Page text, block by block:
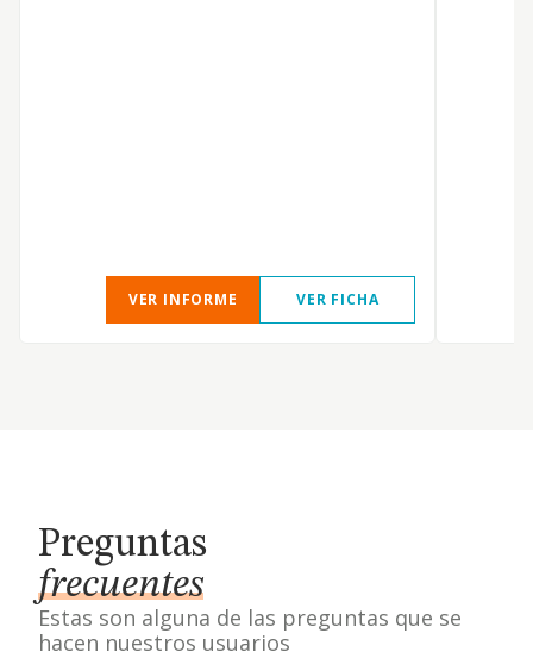
VER INFORME VER FICHA
Preguntas
frecuentes
Estas son alguna de las preguntas que se
hacen nuestros usuarios